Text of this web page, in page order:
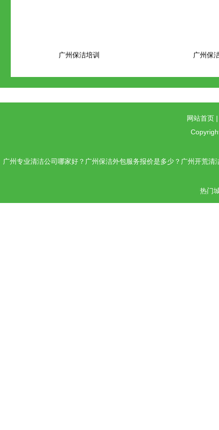
广州保洁培训 广州保
网站首页
广州专业清洁公司哪家好？广州保洁外包服务报价是多少？广州开荒
热门